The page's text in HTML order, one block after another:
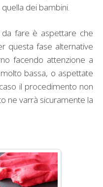
dei bambini.
da fare è aspettare che
questa fase alternative
facendo attenzione a
bassa, o aspettate
il procedimento non
ne varrà sicuramente la